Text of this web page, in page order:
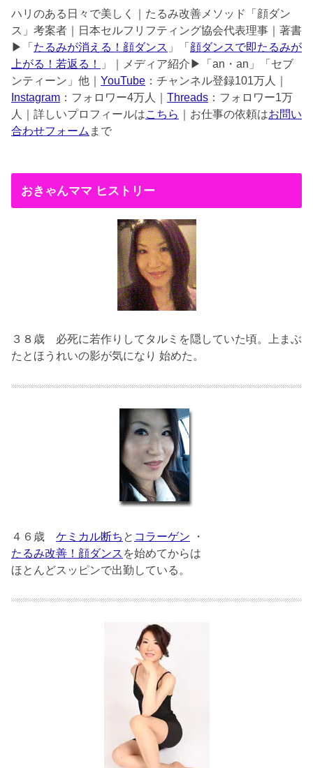
ハリのある日々で美しく｜たるみ改善メソッド「顔ダン
ス」考案者｜日本セルフリフティング協会代表理事｜著書
▶︎「 たるみが消える！顔ダンス 」「 顔ダンスで即たるみが
上がる！若返る！
」｜メディア紹介▶︎「an・an」「セブ
ンティーン」他｜ YouTube ：チャンネル登録101万人｜
Instagram ：フォロワー4万人｜ Threads ：フォロワー1万
人｜詳しいプロフィールはこちら ｜お仕事の依頼はお問い
合わせフォーム まで
おきゃんママ ヒストリー
３８歳 必死に若作りしてタルミを隠していた頃。上まぶ
たとほうれいの影が気になり 始めた。
４６歳 ケミカル断ち と コラーゲン ・
たるみ改善！顔ダンス を始めてからは
ほとんどスッピンで出勤している。